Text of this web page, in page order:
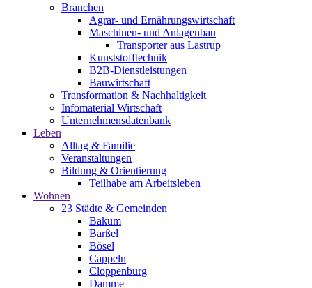
Branchen
Agrar- und Ernährungswirtschaft
Maschinen- und Anlagenbau
Transporter aus Lastrup
Kunststofftechnik
B2B-Dienstleistungen
Bauwirtschaft
Transformation & Nachhaltigkeit
Infomaterial Wirtschaft
Unternehmensdatenbank
Leben
Alltag & Familie
Veranstaltungen
Bildung & Orientierung
Teilhabe am Arbeitsleben
Wohnen
23 Städte & Gemeinden
Bakum
Barßel
Bösel
Cappeln
Cloppenburg
Damme